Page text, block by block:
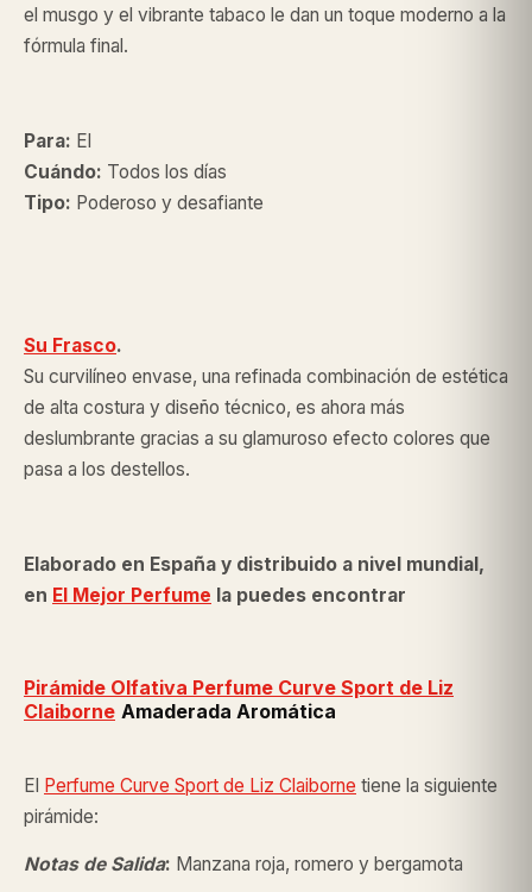
el musgo y el vibrante tabaco le dan un toque moderno a la
fórmula final.
Para: El
Cuándo: Todos los días
Tipo: Poderoso y desafiante
Su Frasco.
Su curvilíneo envase, una refinada combinación de estética
de alta costura y diseño técnico, es ahora más
deslumbrante gracias a su glamuroso efecto colores que
pasa a los destellos.
Elaborado en España y distribuido a nivel mundial,
en El Mejor Perfume la puedes encontrar
Pirámide Olfativa Perfume Curve Sport de Liz
Claiborne Amaderada Aromática
El Perfume Curve Sport de Liz Claiborne tiene la siguiente
pirámide:
Notas de Salida: Manzana roja, romero y bergamota